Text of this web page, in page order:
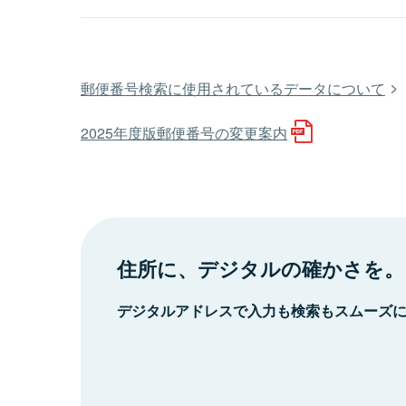
郵便番号検索に使用されているデータについて
2025年度版郵便番号の変更案内
住所に、デジタルの確かさを。
デジタルアドレスで入力も検索もスムーズ